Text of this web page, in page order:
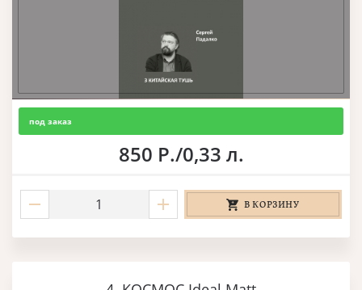
под заказ
850 Р./0,33 л.
В КОРЗИНУ